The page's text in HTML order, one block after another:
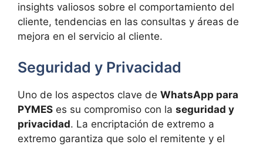
insights valiosos sobre el comportamiento del
cliente, tendencias en las consultas y áreas de
mejora en el servicio al cliente.
Seguridad y Privacidad
Uno de los aspectos clave de WhatsApp para
PYMES es su compromiso con la seguridad y
privacidad. La encriptación de extremo a
extremo garantiza que solo el remitente y el